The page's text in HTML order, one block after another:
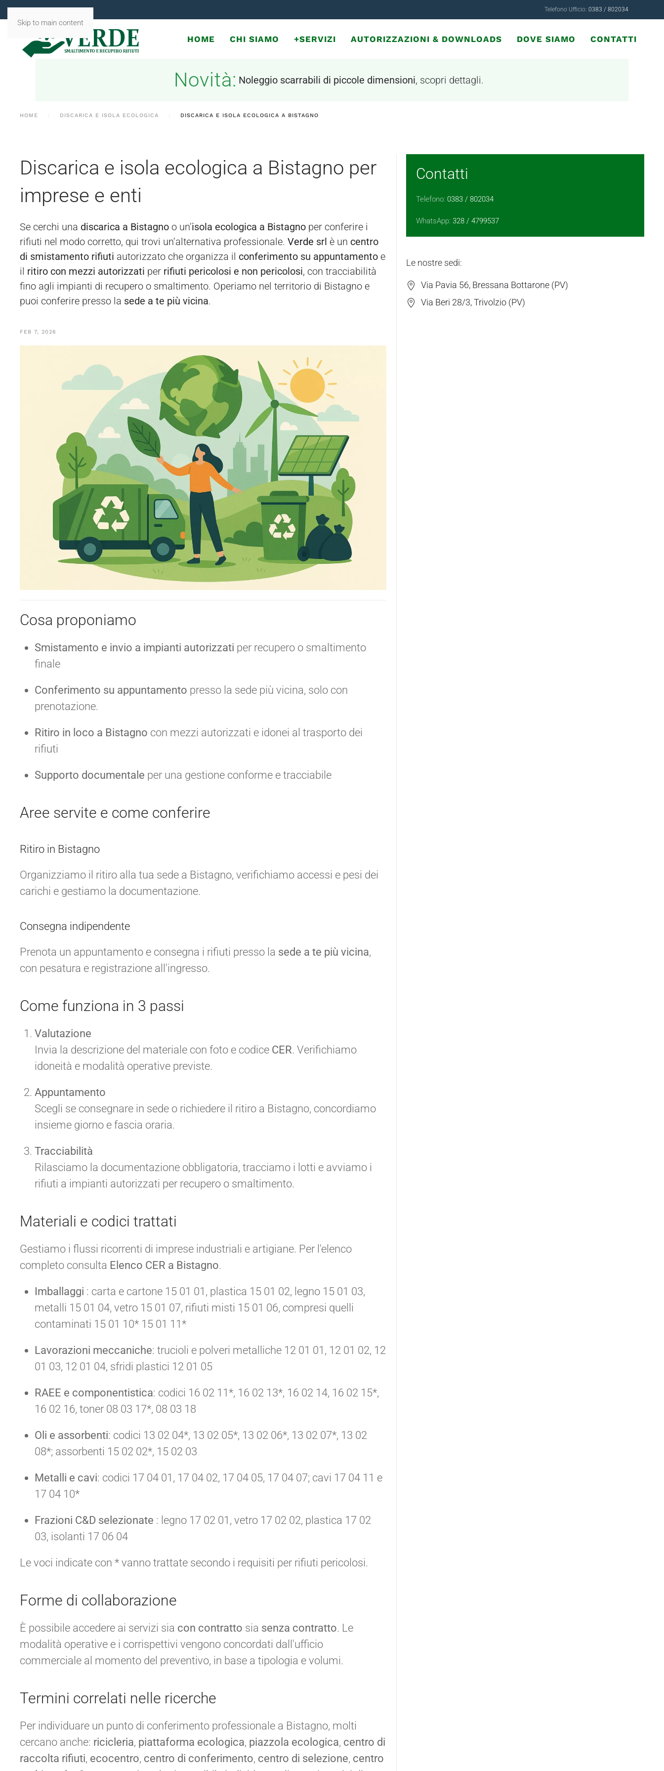
Skip to main content
Telefono Ufficio: 0383 / 802034
HOME CHI SIAMO +SERVIZI AUTORIZZAZIONI & DOWNLOADS DOVE SIAMO CONTATTI
Novità: Noleggio scarrabili di piccole dimensioni, scopri dettagli.
HOME DISCARICA E ISOLA ECOLOGICA DISCARICA E ISOLA ECOLOGICA A BISTAGNO
Discarica e isola ecologica a Bistagno per
imprese e enti
Se cerchi una discarica a Bistagno o un’isola ecologica a Bistagno per conferire i
rifiuti nel modo corretto, qui trovi un’alternativa professionale. Verde srl è un centro
di smistamento rifiuti autorizzato che organizza il conferimento su appuntamento e
il ritiro con mezzi autorizzati per rifiuti pericolosi e non pericolosi, con tracciabilità
fino agli impianti di recupero o smaltimento. Operiamo nel territorio di Bistagno e
puoi conferire presso la sede a te più vicina.
FEB 7, 2026
Cosa proponiamo
Smistamento e invio a impianti autorizzati per recupero o smaltimento
finale
Conferimento su appuntamento presso la sede più vicina, solo con
prenotazione.
Ritiro in loco a Bistagno con mezzi autorizzati e idonei al trasporto dei
rifiuti
Supporto documentale per una gestione conforme e tracciabile
Aree servite e come conferire
Ritiro in Bistagno
Organizziamo il ritiro alla tua sede a Bistagno, verifichiamo accessi e pesi dei
carichi e gestiamo la documentazione.
Consegna indipendente
Prenota un appuntamento e consegna i rifiuti presso la sede a te più vicina,
con pesatura e registrazione all'ingresso.
Come funziona in 3 passi
Valutazione
Invia la descrizione del materiale con foto e codice CER. Verifichiamo
idoneità e modalità operative previste.
Appuntamento
Scegli se consegnare in sede o richiedere il ritiro a Bistagno, concordiamo
insieme giorno e fascia oraria.
Tracciabilità
Rilasciamo la documentazione obbligatoria, tracciamo i lotti e avviamo i
rifiuti a impianti autorizzati per recupero o smaltimento.
Materiali e codici trattati
Gestiamo i flussi ricorrenti di imprese industriali e artigiane. Per l'elenco
completo consulta Elenco CER a Bistagno.
Imballaggi : carta e cartone 15 01 01, plastica 15 01 02, legno 15 01 03,
metalli 15 01 04, vetro 15 01 07, rifiuti misti 15 01 06, compresi quelli
contaminati 15 01 10* 15 01 11*
Lavorazioni meccaniche: trucioli e polveri metalliche 12 01 01, 12 01 02, 12
01 03, 12 01 04, sfridi plastici 12 01 05
RAEE e componentistica: codici 16 02 11*, 16 02 13*, 16 02 14, 16 02 15*,
16 02 16, toner 08 03 17*, 08 03 18
Oli e assorbenti: codici 13 02 04*, 13 02 05*, 13 02 06*, 13 02 07*, 13 02
08*; assorbenti 15 02 02*, 15 02 03
Metalli e cavi: codici 17 04 01, 17 04 02, 17 04 05, 17 04 07; cavi 17 04 11 e
17 04 10*
Frazioni C&D selezionate : legno 17 02 01, vetro 17 02 02, plastica 17 02
03, isolanti 17 06 04
Le voci indicate con * vanno trattate secondo i requisiti per rifiuti pericolosi.
Forme di collaborazione
È possibile accedere ai servizi sia con contratto sia senza contratto. Le
modalità operative e i corrispettivi vengono concordati dall'ufficio
commerciale al momento del preventivo, in base a tipologia e volumi.
Termini correlati nelle ricerche
Per individuare un punto di conferimento professionale a Bistagno, molti
cercano anche: ricicleria, piattaforma ecologica, piazzola ecologica, centro di
raccolta rifiuti, ecocentro, centro di conferimento, centro di selezione, centro
Contatti
Telefono:0383 / 802034
WhatsApp: 328 / 4799537
Le nostre sedi:
Via Pavia 56, Bressana Bottarone (PV)
Via Beri 28/3, Trivolzio (PV)